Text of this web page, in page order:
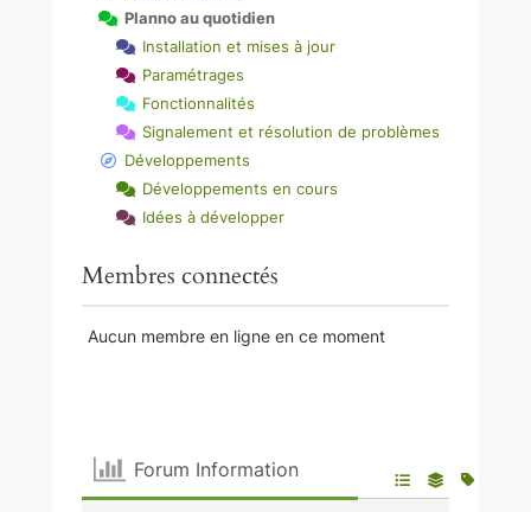
Planno au quotidien
Installation et mises à jour
Paramétrages
Fonctionnalités
Signalement et résolution de problèmes
Développements
Développements en cours
Idées à développer
Membres connectés
Aucun membre en ligne en ce moment
Forum Information